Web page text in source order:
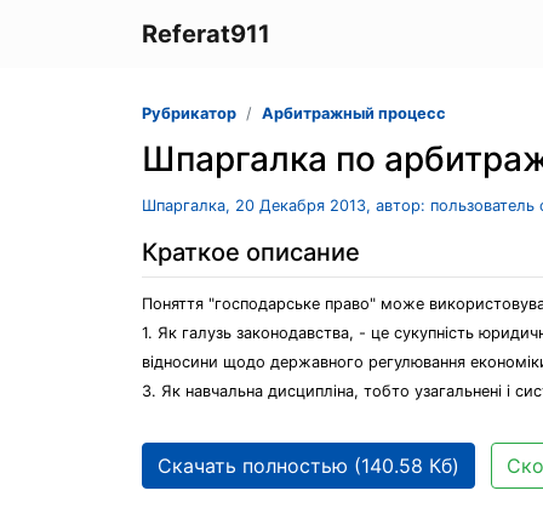
Referat911
Рубрикатор Арбитражный процесс
Шпаргалка по
Шпаргалка, 20 Декабря 2013, автор:
Краткое описание
Поняття "господарське право" може
1. Як галузь законодавства, - це сукупність
відносини щодо державного регулювання
3. Як навчальна дисципліна, тобто узагальнені і
Скачать полностью (140.58 Кб)